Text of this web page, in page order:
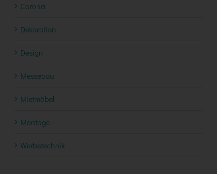
Corona
Dekoration
Design
Messebau
Mietmöbel
Montage
Werbetechnik